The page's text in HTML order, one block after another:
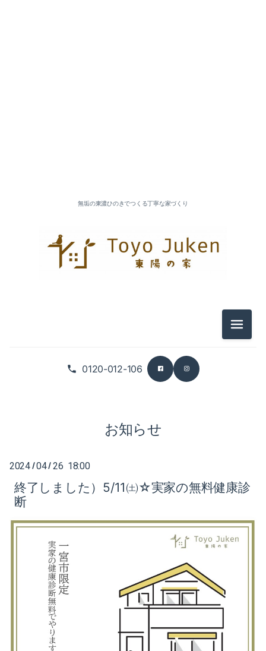
2026-02（4）
2026-01（6）
2025-09（5）
0120-012-106
無垢の東濃ひのきでつくる丁寧な家づくり
2026-04（2）
2026-02（4）
2025-12（3）
メニュ
お知らせ
2024/04/ 26 18:00
終了しました）5/11㈯☆実家の無料健康診
断